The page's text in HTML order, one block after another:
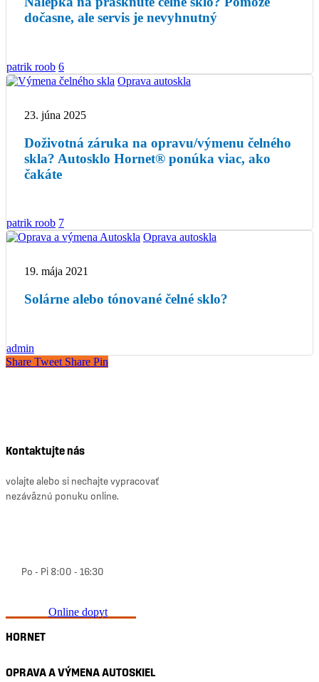
dočasne, ale servis je nevyhnutný
patrik roob 6
Oprava autoskla
23. júna 2025
Doživotná záruka na opravu/výmenu čelného
skla? Autosklo Hornet® ponúka viac, ako
čakáte
patrik roob 7
Oprava autoskla
19. mája 2021
Solárne alebo tónované čelné sklo?
admin
Share Tweet Share Pin
Kontaktujte nás
volajte alebo si nechajte vypracovať
nezáväznú ponuku online.
Po - Pi 8:00 - 16:30
Online dopyt
HORNET
OPRAVA A VÝMENA AUTOSKIEL